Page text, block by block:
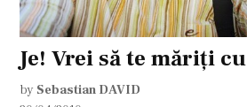
Je! Vrei să te măriţi
by Sebastian DAVID